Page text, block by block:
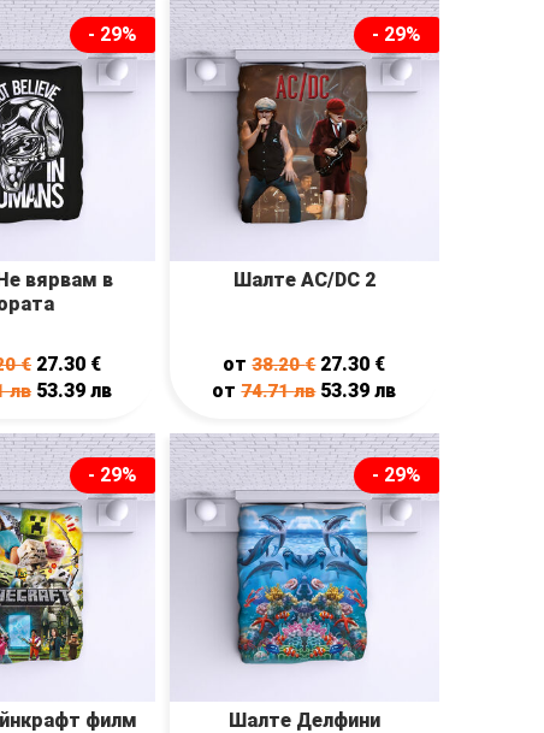
- 29%
вярвам в
€ 27.30 €
лв 53.39лв
- 29%
Шалте AC/DC 2
от38.20€ 27.30 €
от74.71лв 53.39лв
- 29%
филм
- 29%
Шалте Делфини